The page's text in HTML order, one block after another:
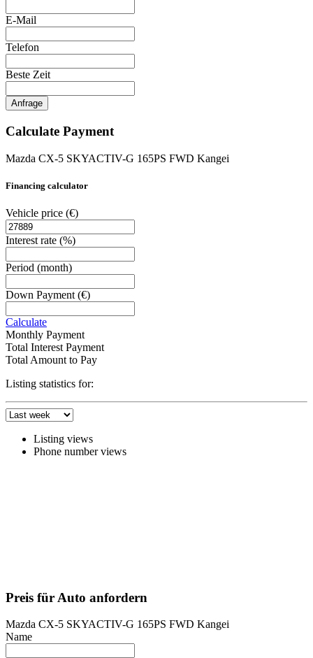
E-Mail
Telefon
Beste Zeit
Anfrage
Calculate Payment
Mazda CX-5 SKYACTIV-G 165PS FWD Kangei
Financing calculator
Vehicle price (€)
Interest rate (%)
Period (month)
Down Payment (€)
Calculate
Monthly Payment
Total Interest Payment
Total Amount to Pay
Listing statistics for:
Listing views
Phone number views
Preis für Auto anfordern
Mazda CX-5 SKYACTIV-G 165PS FWD Kangei
Name